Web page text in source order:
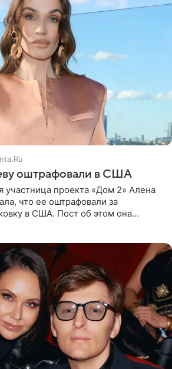
оштрафовали в США
участница проекта «Дом 2» Алена
что ее оштрафовали за
в США. Пост об этом она